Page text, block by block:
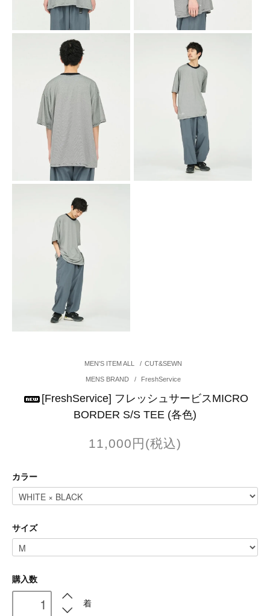
MEN'S ITEM ALL / CUT&SEWN
MENS BRAND / FreshService
[FreshService] フレッシュサービスMICRO
BORDER S/S TEE (各色)
11,000円(税込)
カラー
サイズ
購入数
着